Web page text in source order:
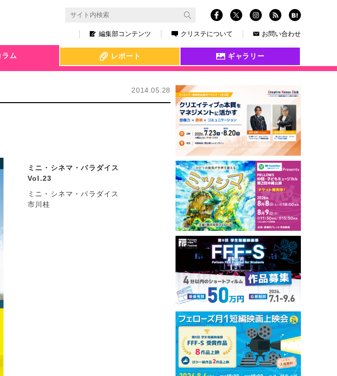
編集部コンテンツ クリステについて お問い合わせ
ラム レポート ギャラリー
2014.05.28
ミニ・シネマ・パラダイス
Vol.23
ミニ・シネマ・パラダイス
市川桂